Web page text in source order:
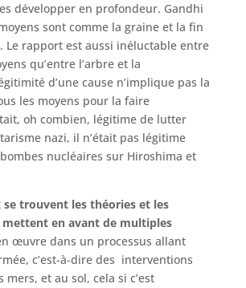
développer en profondeur. Gandhi
sont comme la graine et la fin
Le rapport est aussi inéluctable entre
qu’entre l’arbre et la
d’une cause n’implique pas la
les moyens pour la faire
oh combien, légitime de lutter
nazi, il n’était pas légitime
nucléaires sur Hiroshima et
se trouvent les théories et les
en avant de multiples
œuvre dans un processus allant
c’est-à-dire des interventions
mers, et au sol, cela si c’est